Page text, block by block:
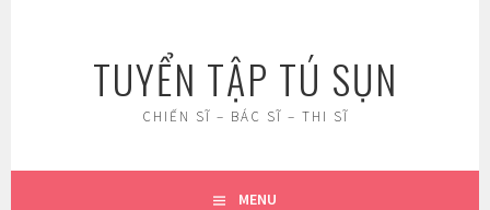
TUYỂN TẬP TÚ SỤN
CHIẾN SĨ – BÁC SĨ – THI SĨ
MENU